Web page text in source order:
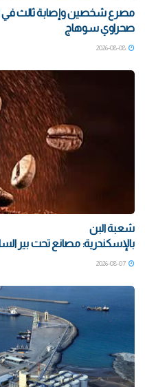
مصرع شخصين وإصابة ثالث في
صحراوي سوهاج
شعبة البن
بالإسكندرية: مصانع تحت بير